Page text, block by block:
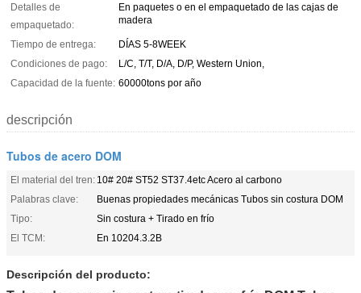
Detalles de
empaquetado:
En paquetes o en el empaquetado de las cajas de
madera
Tiempo de entrega:
DÍAS 5-8WEEK
Condiciones de pago:
L/C, T/T, D/A, D/P, Western Union,
Capacidad de la fuente: 60000tons por año
descripción
Tubos de acero DOM
El material del tren: 10# 20# ST52 ST37.4etc Acero al carbono
Palabras clave:
Buenas propiedades mecánicas Tubos sin costura DOM
Tipo:
Sin costura + Tirado en frío
El TCM:
En 10204.3.2B
Descripción del producto: